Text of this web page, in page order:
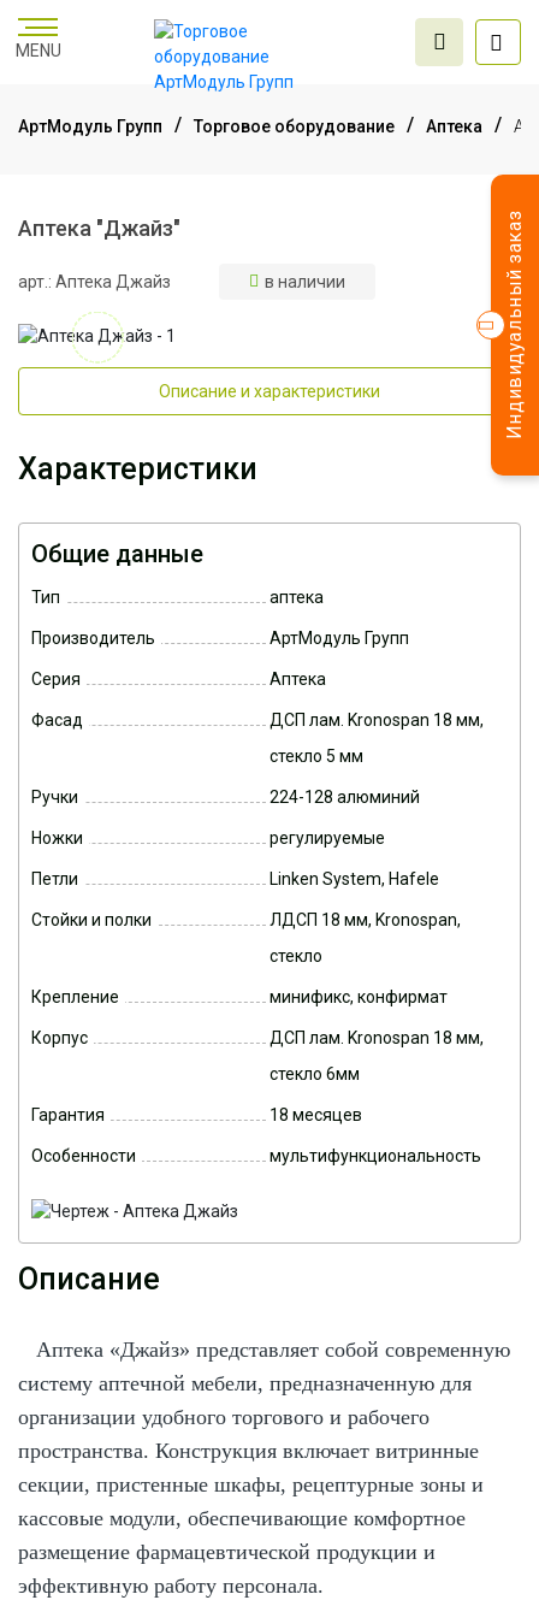
MENU
оборудование
Мебель для офиса
Услуги дизайна и
проектирования
АртМодуль Групп Торговое оборудование Аптека
Индивидуальный заказ
Аптека "Джайз"
арт.: Аптека Джайз в наличии
Описание и характеристики
Характеристики
Общие данные
Тип аптека
Производитель АртМодуль Групп
Серия Аптека
Фасад
ДСП лам. Kronospan 18 мм,
стекло 5 мм
Ручки 224-128 алюминий
Ножки регулируемые
Петли Linken System, Hafele
Стойки и полки
ЛДСП 18 мм, Kronospan,
стекло
Крепление минификс, конфирмат
Корпус
ДСП лам. Kronospan 18 мм,
стекло 6мм
Гарантия 18 месяцев
Особенности мультифункциональность
Описание
Аптека «Джайз» представляет собой современную
систему аптечной мебели, предназначенную для
организации удобного торгового и рабочего
пространства. Конструкция включает витринные
секции, пристенные шкафы, рецептурные зоны и
кассовые модули, обеспечивающие комфортное
размещение фармацевтической продукции и
эффективную работу персонала.